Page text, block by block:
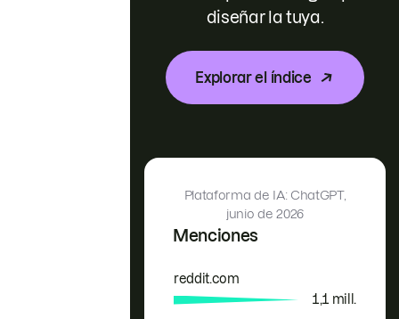
diseñar la tuya.
Explorar el índice
Menciones
Plataforma de IA: ChatGPT,
junio de 2026
Marca Menciones
reddit.com
1,1 mill.